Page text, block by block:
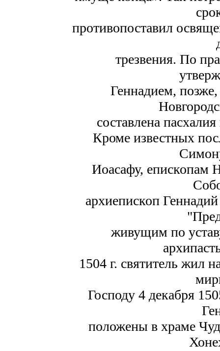
противопоставил
трезвения. По
Геннадием,
составлена
Кроме известных
Иоасафу, епископам
архиепископ
живущим по
1504 г. святитель жил
Господу 4 декабря
положены в храме